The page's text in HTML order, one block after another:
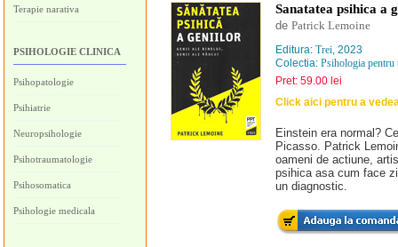
Terapie narativa
PSIHOLOGIE CLINICA
Psihopatologie
Psihiatrie
Neuropsihologie
Psihotraumatologie
Psihosomatica
Psihologie medicala
Sanatatea psihica a
de Patrick Lemoine
Editura: Trei, 2023
Colectia: Psihologia pentru
Pret: 59.00 lei
Click aici pentru a
Einstein era normal?
Picasso. Patrick
oameni de actiune,
psihica asa cum face
un diagnostic.